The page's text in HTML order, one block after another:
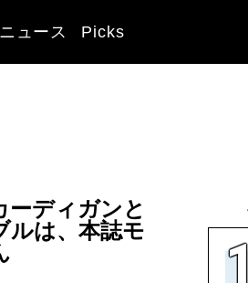
ニュース Picks
ーディガンと
ルは、本誌モ